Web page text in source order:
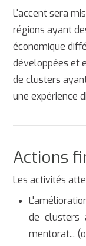
L'accent sera
régions ayant
économique
développées et
de clusters
une expérience
Actions
Les activités
de clusters
mentorat...